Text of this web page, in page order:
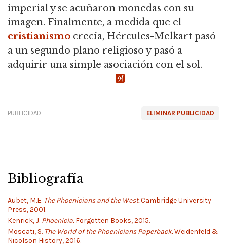
imperial y se acuñaron monedas con su
imagen. Finalmente, a medida que el
cristianismo crecía, Hércules-Melkart pasó
a un segundo plano religioso y pasó a
adquirir una simple asociación con el sol.
ELIMINAR PUBLICIDAD
PUBLICIDAD
Bibliografía
Aubet, M.E. The Phoenicians and the West.Cambridge University
Press, 2001.
Kenrick, J. Phoenicia.Forgotten Books, 2015.
Moscati, S. The World of the Phoenicians Paperback.Weidenfeld &
Nicolson History, 2016.